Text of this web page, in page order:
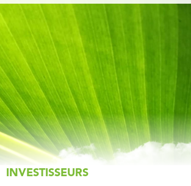
INVESTISSEURS